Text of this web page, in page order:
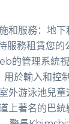
和服務：地
服務租賃您的
的管理系統
於輸入和控
外游泳池兒
上著名的巴